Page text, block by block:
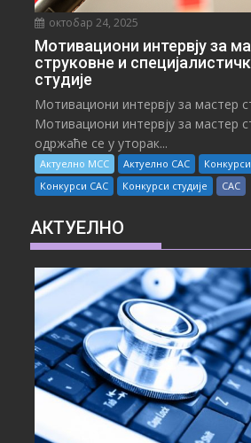
октобар 24, 2025
Мотивациони интервју за
струковне и
студије
Мотивациони интервју за мастер
Мотивациони интервју за мастер
одржаће се у уторак...
Актуелно МСС Актуелно САС
Конкурси САС
Конкурси студије САС
АКТУЕЛНО